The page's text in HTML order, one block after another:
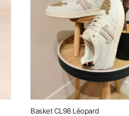
Basket CL98 Léopard